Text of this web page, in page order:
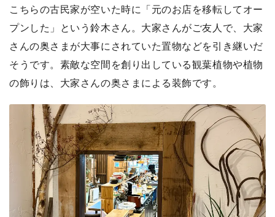
こちらの古民家が空いた時に「元のお店を移転してオー
プンした」という鈴木さん。大家さんがご友人で、大家
さんの奥さまが大事にされていた置物などを引き継いだ
そうです。素敵な空間を創り出している観葉植物や植物
の飾りは、大家さんの奥さまによる装飾です。